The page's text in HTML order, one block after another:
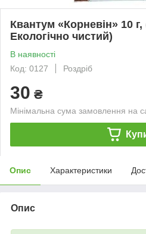
Квантум «Корневін» 10 г,
Екологічно чистий)
В наявності
Код: 0127
Роздріб
30 ₴
Мінімальна сума замовлення на
Опис Характеристики
Опис